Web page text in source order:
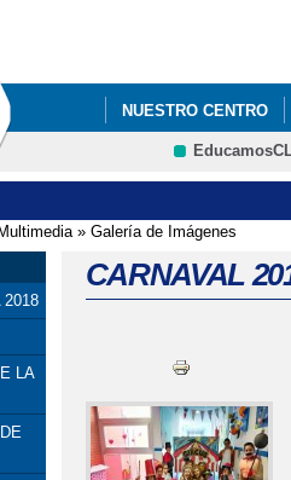
NUESTRO CENTRO
COMEDOR ESCOLAR
aquí
» Galería de Imágenes
2018
LA
CARNAVAL